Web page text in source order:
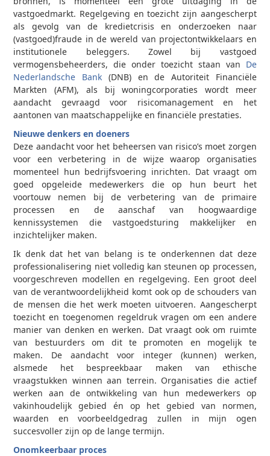
vastgoedmarkt. Regelgeving en toezicht zijn aangescherpt
als gevolg van de kredietcrisis en onderzoeken naar
(vastgoed)fraude in de wereld van projectontwikkelaars en
institutionele beleggers. Zowel bij vastgoed
vermogensbeheerders, die onder toezicht staan van De
Nederlandsche Bank (DNB) en de Autoriteit Financiële
Markten (AFM), als bij woningcorporaties wordt meer
aandacht gevraagd voor risicomanagement en het
aantonen van maatschappelijke en financiële prestaties.
Nieuwe denkers en doeners
Deze aandacht voor het beheersen van risico’s moet zorgen
voor een verbetering in de wijze waarop organisaties
momenteel hun bedrijfsvoering inrichten. Dat vraagt om
goed opgeleide medewerkers die op hun beurt het
voortouw nemen bij de verbetering van de primaire
processen en de aanschaf van hoogwaardige
kennissystemen die vastgoedsturing makkelijker en
inzichtelijker maken.
Ik denk dat het van belang is te onderkennen dat deze
professionalisering niet volledig kan steunen op processen,
voorgeschreven modellen en regelgeving. Een groot deel
van de verantwoordelijkheid komt ook op de schouders van
de mensen die het werk moeten uitvoeren. Aangescherpt
toezicht en toegenomen regeldruk vragen om een andere
manier van denken en werken. Dat vraagt ook om ruimte
van bestuurders om dit te promoten en mogelijk te
maken. De aandacht voor integer (kunnen) werken,
alsmede het bespreekbaar maken van ethische
vraagstukken winnen aan terrein. Organisaties die actief
werken aan de ontwikkeling van hun medewerkers op
vakinhoudelijk gebied én op het gebied van normen,
waarden en voorbeeldgedrag zullen in mijn ogen
succesvoller zijn op de lange termijn.
Onomkeerbaar proces